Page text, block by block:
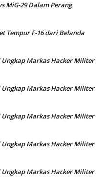
MiG-29 Dalam Perang
Tempur F-16 dari Belanda
Markas Hacker Militer
Markas Hacker Militer
Markas Hacker Militer
Markas Hacker Militer
Markas Hacker Militer